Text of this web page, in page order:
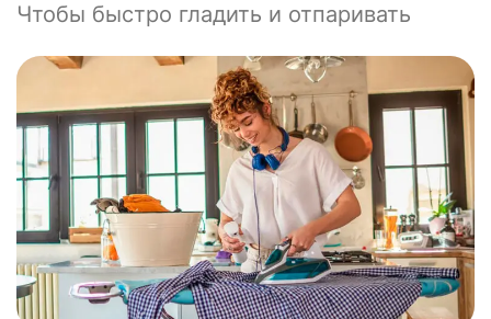
Чтобы быстро гладить и отпаривать